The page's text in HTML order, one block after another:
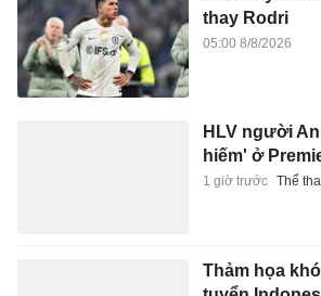
thay Rodri
05:00 8/8/2026
HLV người
hiếm' ở
1 giờ trước Thể
Thảm họa